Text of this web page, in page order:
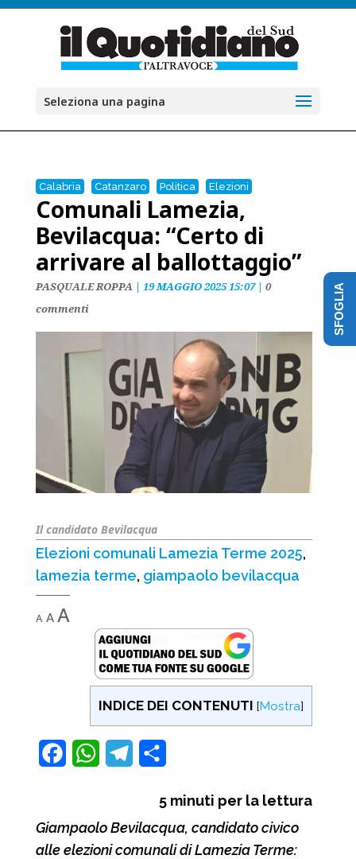
Seleziona una pagina
Calabria Catanzaro Politica Elezioni
Comunali Lamezia,
Bevilacqua: “Certo di
arrivare al ballottaggio”
PASQUALE ROPPA| 19 MAGGIO 2025 15:07| 0
commenti
Il candidato Bevilacqua
Elezioni comunali Lamezia Terme 2025,
lamezia terme, giampaolo bevilacqua
A
Decrease
font
A
Reset
font
AIncrease
font
size.
INDICE DEI CONTENUTI [Mostra]
e
W
t
e
n
d
5 minuti per la lettura
Giampaolo Bevilacqua, candidato civico
alle elezioni comunali di Lamezia Terme:
SFOGLIA